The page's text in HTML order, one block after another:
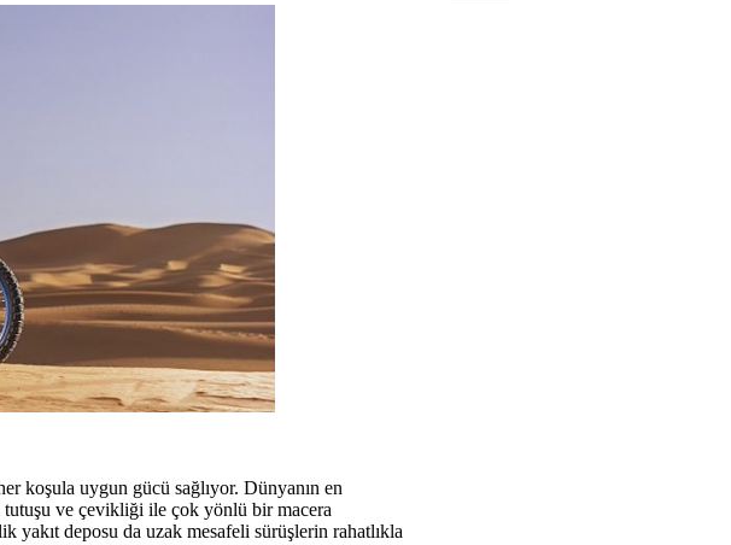
koşula uygun gücü sağlıyor. Dünyanın en
ve çevikliği ile çok yönlü bir macera
deposu da uzak mesafeli sürüşlerin rahatlıkla